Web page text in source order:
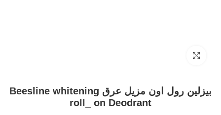
بيزلين رول اون مزيل عرق Beesline whitening
roll_ on Deodrant